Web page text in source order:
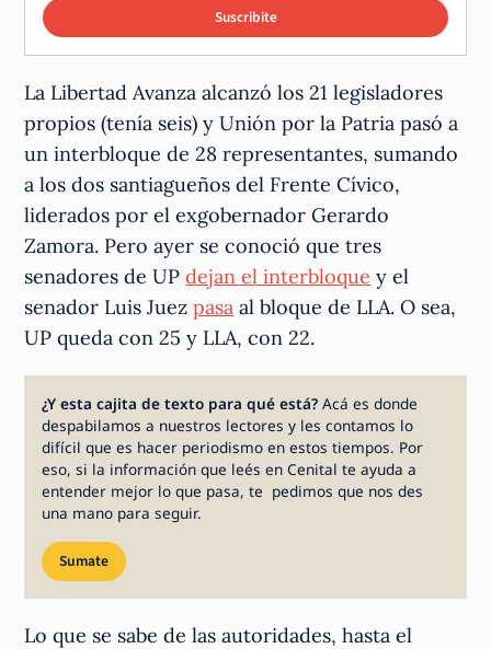
Suscribite
La Libertad Avanza alcanzó los 21 legisladores
propios (tenía seis) y Unión por la Patria pasó a
un interbloque de 28 representantes, sumando
a los dos santiagueños del Frente Cívico,
liderados por el exgobernador Gerardo
Zamora. Pero ayer se conoció que tres
senadores de UPdejan el interbloque y el
senador Luis Juezpasa al bloque de LLA. O sea,
UP queda con 25 y LLA, con 22.
¿Y esta cajita de texto para qué está?Acá es donde
despabilamos a nuestros lectores y les contamos lo
difícil que es hacer periodismo en estos tiempos. Por
eso, si la información que leés en Cenital te ayuda a
entender mejor lo que pasa, te pedimos que nos des
una mano para seguir.
Sumate
Lo que se sabe de las autoridades, hasta el